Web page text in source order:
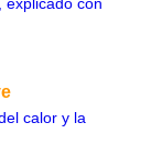
explicado con
calor y la